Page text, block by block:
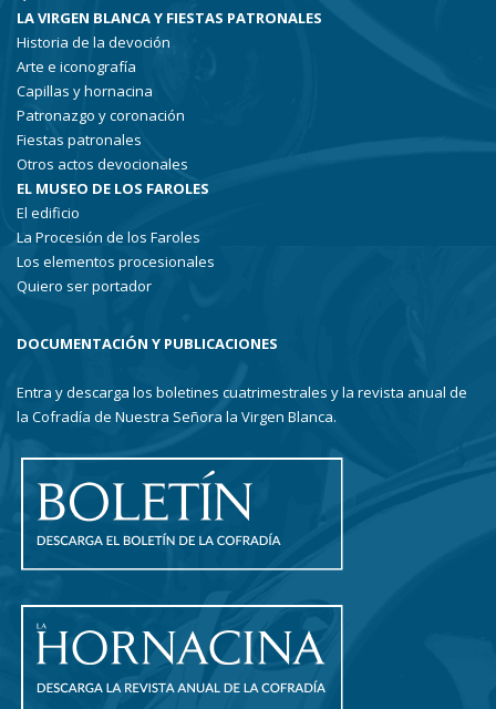
LA VIRGEN BLANCA Y FIESTAS PATRONALES
Historia de la devoción
Arte e iconografía
Capillas y hornacina
Patronazgo y coronación
Fiestas patronales
Otros actos devocionales
EL MUSEO DE LOS FAROLES
El edificio
La Procesión de los Faroles
Los elementos procesionales
Quiero ser portador
DOCUMENTACIÓN Y PUBLICACIONES
Entra y descarga los boletines cuatrimestrales y la revista anual de
la Cofradía de Nuestra Señora la Virgen Blanca.